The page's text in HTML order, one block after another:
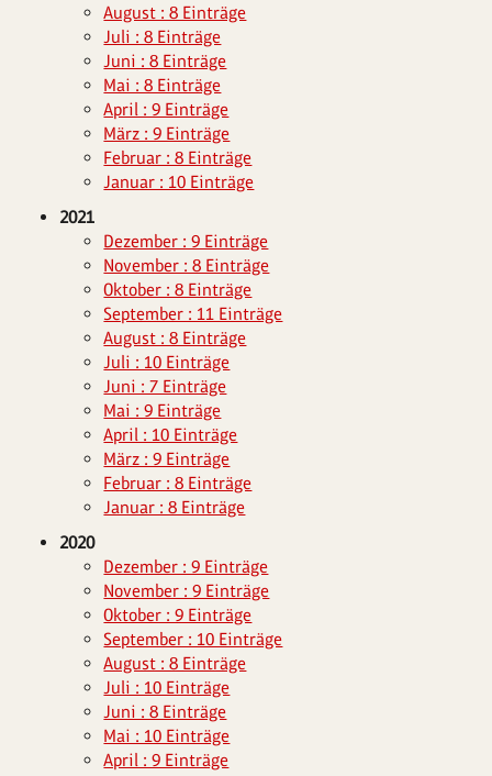
August : 8 Einträge
Juli : 8 Einträge
Juni : 8 Einträge
Mai : 8 Einträge
April : 9 Einträge
März : 9 Einträge
Februar : 8 Einträge
Januar : 10 Einträge
2021
Dezember : 9 Einträge
November : 8 Einträge
Oktober : 8 Einträge
September : 11 Einträge
August : 8 Einträge
Juli : 10 Einträge
Juni : 7 Einträge
Mai : 9 Einträge
April : 10 Einträge
März : 9 Einträge
Februar : 8 Einträge
Januar : 8 Einträge
2020
Dezember : 9 Einträge
November : 9 Einträge
Oktober : 9 Einträge
September : 10 Einträge
August : 8 Einträge
Juli : 10 Einträge
Juni : 8 Einträge
Mai : 10 Einträge
April : 9 Einträge